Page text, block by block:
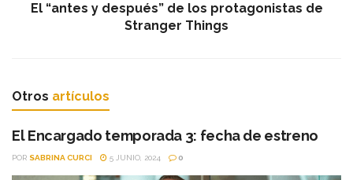
El “antes y después” de los protagonistas de
Stranger Things
Otros artículos
El Encargado temporada 3: fecha de estreno
POR SABRINA CURCI 5 JUNIO, 2024 0